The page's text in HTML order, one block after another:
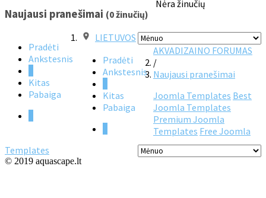
Naujausi pranešimai (0 žinučių)
Pradėti
Ankstesnis
Kitas
Pabaiga
Nėra žinučių
Pradėti
Ankstesnis
Kitas
Pabaiga
LIETUVOS
AKVADIZAINO FORUMAS
/
Naujausi pranešimai
Joomla Templates Best
Joomla Templates
Premium Joomla
Templates Free Joomla
Templates
© 2019 aquascape.lt